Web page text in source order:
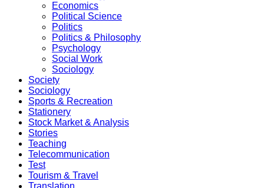
Economics
Political Science
Politics
Politics & Philosophy
Psychology
Social Work
Sociology
Society
Sociology
Sports & Recreation
Stationery
Stock Market & Analysis
Stories
Teaching
Telecommunication
Test
Tourism & Travel
Translation